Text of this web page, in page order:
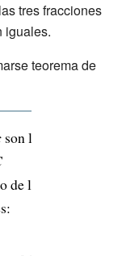
tres fracciones
iguales.
teorema de
son los
de la